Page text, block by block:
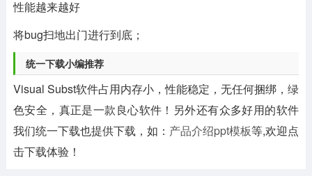
性能越来越好
将bug扫地出门进行到底；
统一下载小编推荐
Visual Subst软件占用内存小，性能稳定，无任何捆绑，绿
色安全，真正是一款良心软件！另外还有众多好用的软件
我们统一下载也提供下载，如： 产品介绍ppt模板等,欢迎点
击下载体验！